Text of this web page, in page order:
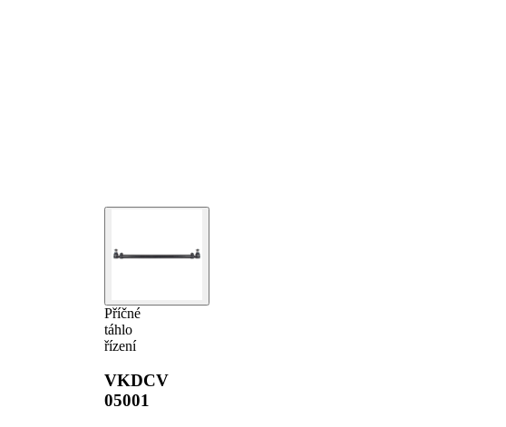
Příčné
táhlo
řízení
VKDCV
05001